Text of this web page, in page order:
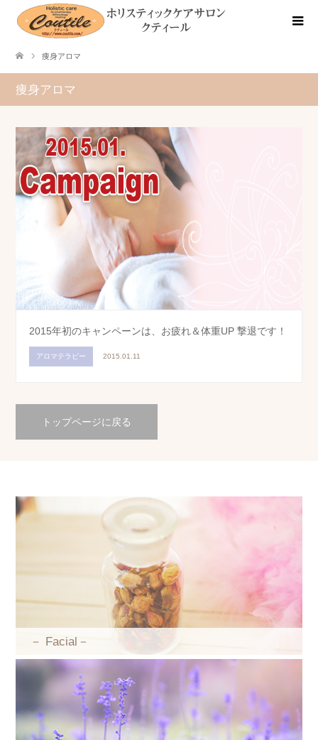
痩身アロマ
痩身アロマ
2015年初のキャンペーンは、お疲れ＆体重UP 撃退です！
アロマテラピー 2015.01.11
トップページに戻る
－ Facial－